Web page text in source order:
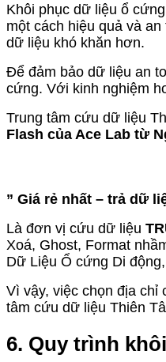
Khôi phục dữ liệu ổ
một cách hiệu quả và
dữ liệu khó khăn hơn.
Để đảm bảo dữ liệu an
cứng. Với kinh nghiệm
Trung tâm cứu dữ liệu
Flash của Ace Lab từ
” Giá rẻ nhất – trả dữ
Là đơn vị cứu dữ liệu
Xoá, Ghost, Format
Dữ Liệu Ổ cứng Di
Vì vậy, việc chọn địa chỉ
tâm cứu dữ liệu Thiên
6. Quy trình